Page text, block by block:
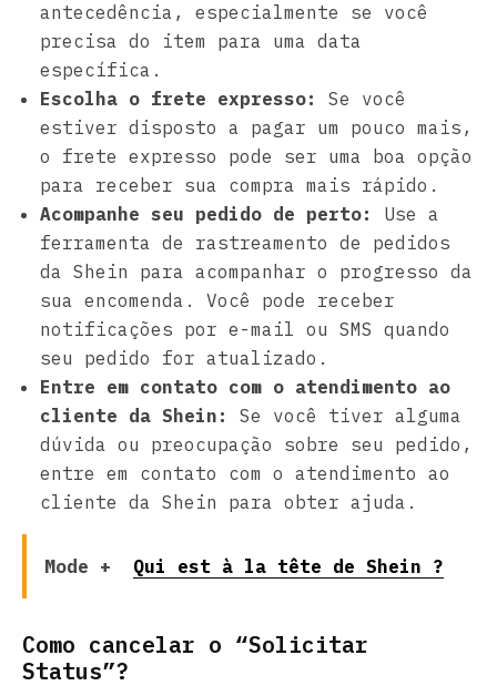
antecedência, especialmente se você
precisa do item para uma data
específica.
Escolha o frete expresso:
Se você
estiver disposto a pagar um pouco mais,
o frete expresso pode ser uma boa opção
para receber sua compra mais rápido.
Acompanhe seu pedido de perto:
Use a
ferramenta de rastreamento de pedidos
da Shein para acompanhar o progresso da
sua encomenda. Você pode receber
notificações por e-mail ou SMS quando
seu pedido for atualizado.
Entre em contato com o atendimento ao
cliente da Shein:
Se você tiver alguma
dúvida ou preocupação sobre seu pedido,
entre em contato com o atendimento ao
cliente da Shein para obter ajuda.
Mode + Qui est à la tête de Shein ?
Como cancelar o “Solicitar
Status”?